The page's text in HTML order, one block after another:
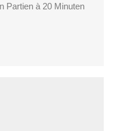
Partien à 20 Minuten